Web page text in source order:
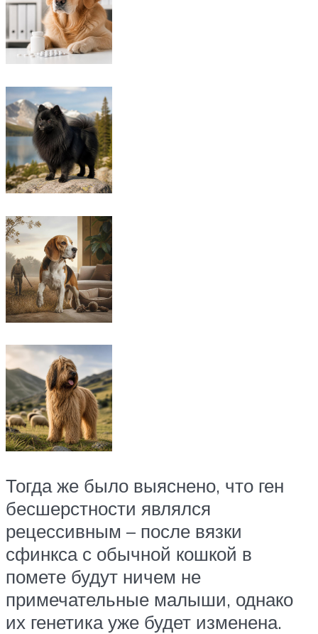
Тогда же было выяснено, что ген
бесшерстности являлся
рецессивным – после вязки
сфинкса с обычной кошкой в
помете будут ничем не
примечательные малыши, однако
их генетика уже будет изменена.